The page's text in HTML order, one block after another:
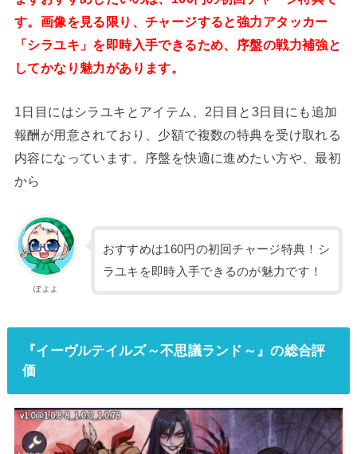
す。画像を見る限り、チャージすると強力アタッカー
「シラユキ」を即時入手できるため、序盤の戦力補強と
してかなり魅力があります。
1日目にはシラユキとアイテム、2日目と3日目にも追加
報酬が用意されており、少額で複数の特典を受け取れる
内容になっています。序盤を快適に進めたい方や、最初
から
ぽよよ
おすすめは160円の初回チャージ特典！シ
ラユキを即時入手できるのが魅力です！
『イーヴルテイルズ～不思議ランド～』の総合評
価